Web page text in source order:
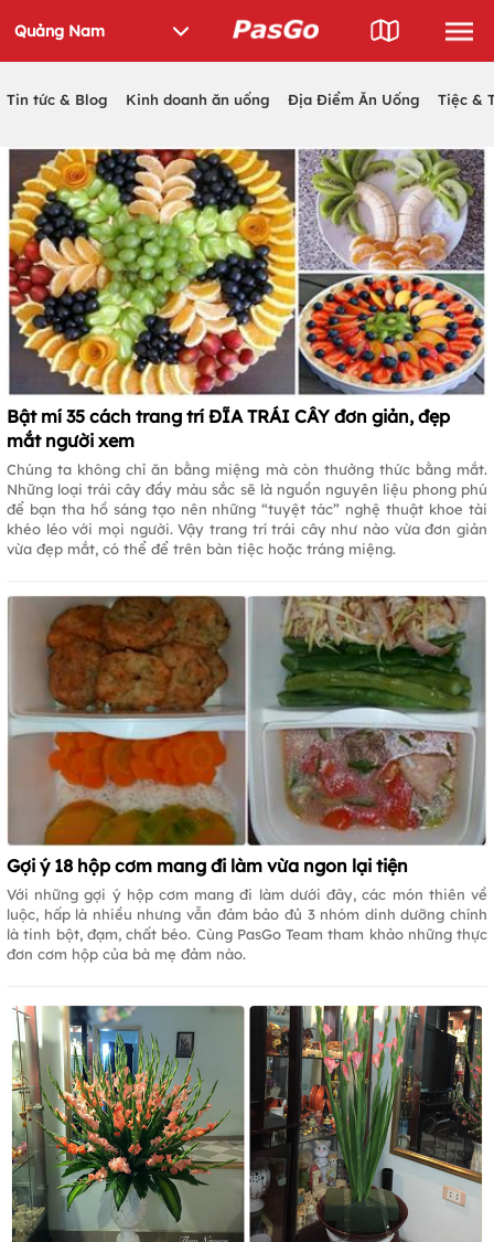
Tin tức & Blog Kinh doanh ăn uống Địa Điểm Ăn Uống Tiệc &
Bật mí 35 cách trang trí ĐĨA TRÁI CÂY đơn giản, đẹp
mắt người xem
Chúng ta không chỉ ăn bằng miệng mà còn thưởng thức bằng mắt.
Những loại trái cây đầy màu sắc sẽ là nguồn nguyên liệu phong phú
để bạn tha hồ sáng tạo nên những “tuyệt tác” nghệ thuật khoe tài
khéo léo với mọi người. Vậy trang trí trái cây như nào vừa đơn giản
vừa đẹp mắt, có thể để trên bàn tiệc hoặc tráng miệng.
Gợi ý 18 hộp cơm mang đi làm vừa ngon lại tiện
Với những gợi ý hộp cơm mang đi làm dưới đây, các món thiên về
luộc, hấp là nhiều nhưng vẫn đảm bảo đủ 3 nhóm dinh dưỡng chính
là tinh bột, đạm, chất béo. Cùng PasGo Team tham khảo những thực
đơn cơm hộp của bà mẹ đảm nào.